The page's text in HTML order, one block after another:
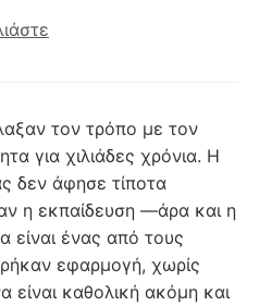
τον τρόπο με τον
για χιλιάδες χρόνια. Η
δεν άφησε τίποτα
η εκπαίδευση ―άρα και η
είναι ένας από τους
εφαρμογή, χωρίς
είναι καθολική ακόμη και